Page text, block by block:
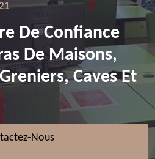
De Confiance
De Maisons,
Caves Et
Nous